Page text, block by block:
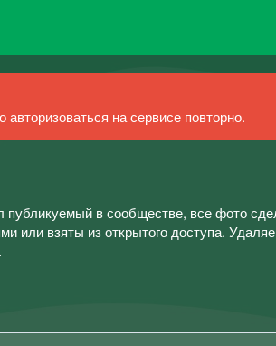
на сервисе повторно.
публикуемый в сообществе, все фото
или взяты из открытого доступа.